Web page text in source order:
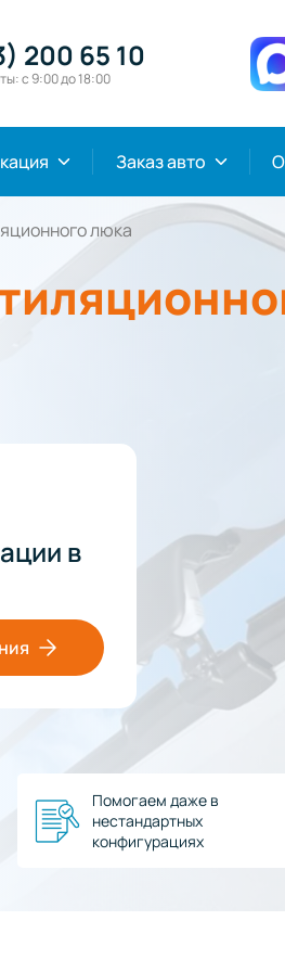
200 65 10
с 9:00 до 18:00
Заказ авто
люка
в
Помогаем даже в
нестандартных
конфигурациях